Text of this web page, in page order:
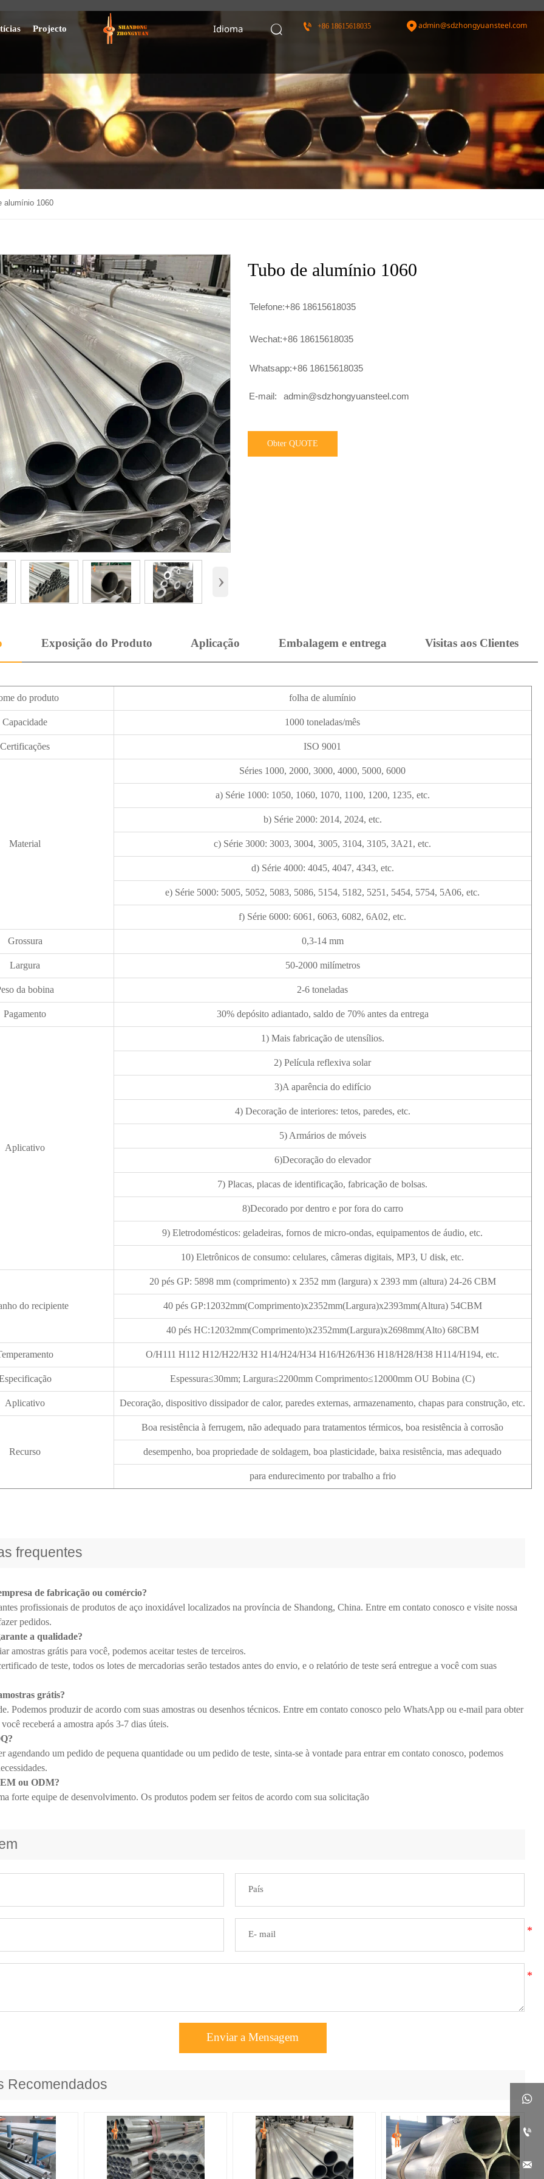
Projecto Idioma   +86 18615618035 admin@sdzhongyuansteel.com
alumínio 1060
›
Tubo de alumínio 1060
Telefone:+86 18615618035
Wechat:+86 18615618035
Whatsapp:+86 18615618035
E-mail: admin@sdzhongyuansteel.com
Obter QUOTE
Exposição do Produto Aplicação Embalagem e entrega Visitas aos Clientes
do produto folha de alumínio
Capacidade 1000 toneladas/mês
Certificações ISO 9001
Material
Séries 1000, 2000, 3000, 4000, 5000, 6000
a) Série 1000: 1050, 1060, 1070, 1100, 1200, 1235, etc.
b) Série 2000: 2014, 2024, etc.
c) Série 3000: 3003, 3004, 3005, 3104, 3105, 3A21, etc.
d) Série 4000: 4045, 4047, 4343, etc.
e) Série 5000: 5005, 5052, 5083, 5086, 5154, 5182, 5251, 5454, 5754, 5A06, etc.
f) Série 6000: 6061, 6063, 6082, 6A02, etc.
Grossura 0,3-14 mm
Largura 50-2000 milímetros
da bobina 2-6 toneladas
Pagamento 30% depósito adiantado, saldo de 70% antes da entrega
Aplicativo
1) Mais fabricação de utensílios.
2) Película reflexiva solar
3)A aparência do edifício
4) Decoração de interiores: tetos, paredes, etc.
5) Armários de móveis
6)Decoração do elevador
7) Placas, placas de identificação, fabricação de bolsas.
8)Decorado por dentro e por fora do carro
9) Eletrodomésticos: geladeiras, fornos de micro-ondas, equipamentos de áudio, etc.
10) Eletrônicos de consumo: celulares, câmeras digitais, MP3, U disk, etc.
do recipiente
20 pés GP: 5898 mm (comprimento) x 2352 mm (largura) x 2393 mm (altura) 24-26 CBM
40 pés GP:12032mm(Comprimento)x2352mm(Largura)x2393mm(Altura) 54CBM
40 pés HC:12032mm(Comprimento)x2352mm(Largura)x2698mm(Alto) 68CBM
O/H111 H112 H12/H22/H32 H14/H24/H34 H16/H26/H36 H18/H28/H38 H114/H194, etc.
Espessura≤30mm; Largura≤2200mm Comprimento≤12000mm OU Bobina (C)
Aplicativo Decoração, dispositivo dissipador de calor, paredes externas, armazenamento, chapas para construção, etc.
Recurso
Boa resistência à ferrugem, não adequado para tratamentos térmicos, boa resistência à corrosão
desempenho, boa propriedade de soldagem, boa plasticidade, baixa resistência, mas adequado
para endurecimento por trabalho a frio
frequentes
de fabricação ou comércio?
profissionais de produtos de aço inoxidável localizados na província de Shandong, China. Entre em contato conosco e visite nossa
pedidos.
a qualidade?
amostras grátis para você, podemos aceitar testes de terceiros.
de teste, todos os lotes de mercadorias serão testados antes do envio, e o relatório de teste será entregue a você com suas
grátis?
Podemos produzir de acordo com suas amostras ou desenhos técnicos. Entre em contato conosco pelo WhatsApp ou e-mail para obter
receberá a amostra após 3-7 dias úteis.
agendando um pedido de pequena quantidade ou um pedido de teste, sinta-se à vontade para entrar em contato conosco, podemos
ou ODM?
forte equipe de desenvolvimento. Os produtos podem ser feitos de acordo com sua solicitação
Enviar a Mensagem
Recomendados


